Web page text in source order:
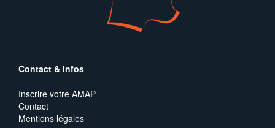
Contact & Infos
Inscrire votre AMAP
Contact
Mentions légales